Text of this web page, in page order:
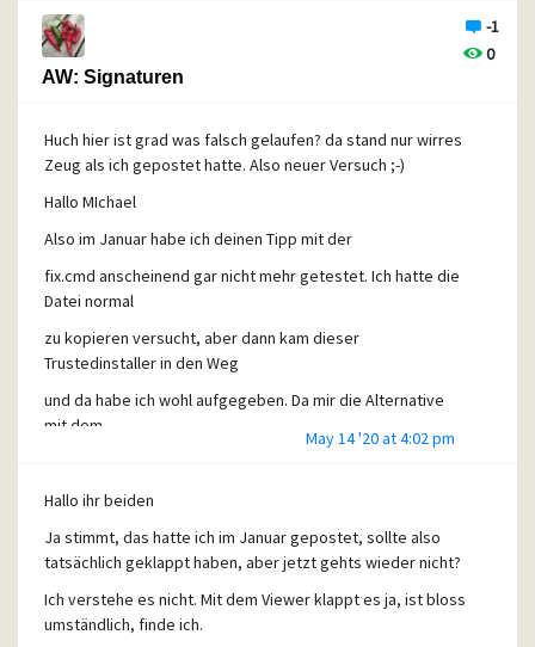
ohne mich zu entscheiden, wo ich die Ausgangskopie
ablegen möchte.
nicht vermeiden?
Vielen Dank
ute
-1
0
AW: Signaturen
Huch hier ist grad was falsch gelaufen? da stand nur wirres
Zeug als ich gepostet hatte. Also neuer Versuch ;-)
Hallo MIchael
Also im Januar habe ich deinen Tipp mit der
fix.cmd anscheinend gar nicht mehr getestet. Ich hatte die
Datei normal
zu kopieren versucht, aber dann kam dieser
Trustedinstaller in den Weg
und da habe ich wohl aufgegeben. Da mir die Alternative
mit dem
Heute habe ich aber dann mal deinecmd
getestet bzw. nach einer Fehlermeldung und der Nachfrage
ob ich der
May 14 '20 at 4:02 pm
Hallo ihr beiden
Ja stimmt, das hatte ich im Januar gepostet, sollte also
tatsächlich geklappt haben, aber jetzt gehts wieder nicht?
Ich verstehe es nicht. Mit dem Viewer klappt es ja, ist bloss
umständlich, finde ich.